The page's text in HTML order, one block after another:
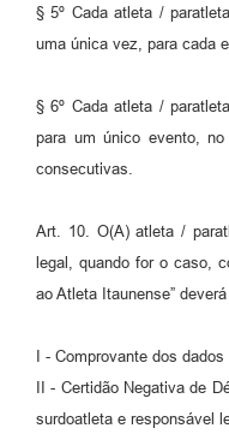
§ 5º Cada atleta /
uma única vez, para cada
§ 6º Cada atleta /
para um único evento,
consecutivas.
Art. 10. O(A) atleta /
legal, quando for o caso,
ao Atleta Itaunense”
I - Comprovante dos
II - Certidão Negativa de
surdoatleta e responsável